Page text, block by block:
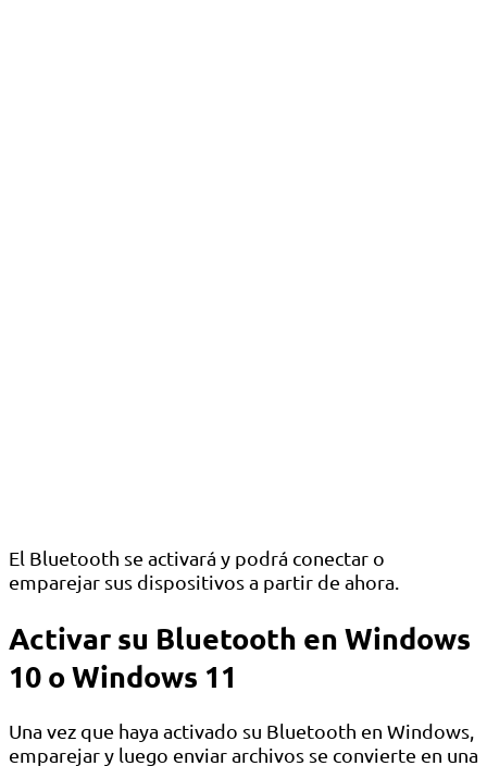
El Bluetooth se activará y podrá conectar o
emparejar sus dispositivos a partir de ahora.
Activar su Bluetooth en Windows
10 o Windows 11
Una vez que haya activado su Bluetooth en Windows,
emparejar y luego enviar archivos se convierte en una